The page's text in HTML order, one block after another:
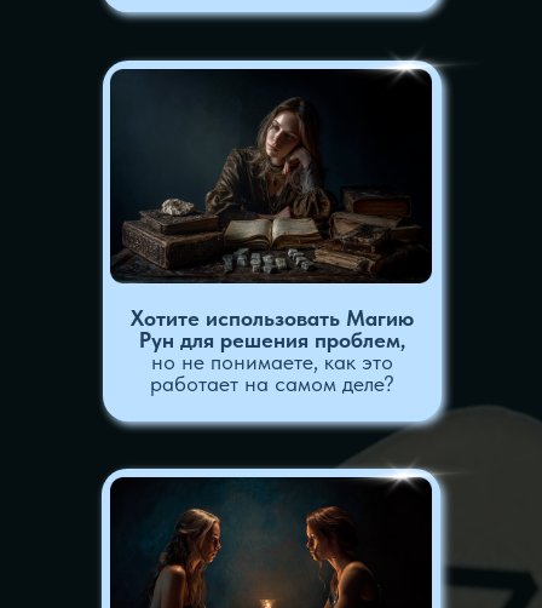
Чувствуете, что вам не
хватает опоры для жизни
без страха и опасений?
Работать безопасно
технику безопасности и сможете
использовать мощь Рун без вреда и
Читать любые расклады— получите
четкий алгоритм, который позволит
уверенно трактовать расклады на
день, год, отношения и финансы.
Видеть суть, а не гадать
научитесь задавать Рунам точные
вопросы, чтобы получать ясные,
конкретные ответы.